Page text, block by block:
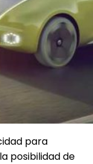
para
posibilidad de